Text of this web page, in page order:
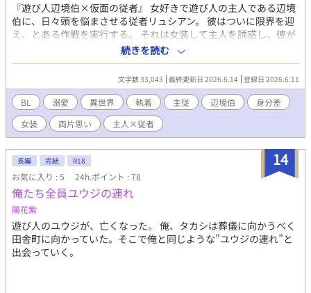
『遊び人辺境伯×仮面の従者』 女好きで遊び人の主人である辺境
伯に、日々頭を悩まさせる従者リュシアン。 彼はついに限界を迎
え、とある作戦を実行する。 それは女装して主人を誘惑し、彼が
盛り上がったところで「実は自分が男だ」とばらして痛い目にあ
わせるというもの。 計画はあれよあれよと順調に進み、リュシア
ンは主人にベッドへ連れ込まれる。 そこで、意気揚々と自分の性
別を暴露してみたのだが――。 「君が男だっていうのは、最初か
ら分かっていた」 「……はっ！？」 リュシアンは混乱したまま初
めてを奪われ、しかも夜が明けるまで何度も抱かれ続けた。 そし
てその翌日から、主人の様子が完全におかしくて――？ 無自覚執
着系の遊び人領主攻めと、毒舌だけど実は主人大好きな従者受
け。
続きを読む
文字数 33,043 最終更新日 2026.6.14 登録日 2026.6.11
BL 溺愛 異世界 執着 主従 辺境伯
身分差
女装
両片思い 主人×従者
14
長編 完結 R18
お気に入り : 5 24h.ポイント : 78
俺たち全員ユウジの連れ
陽花紫
遊び人のユウジが、亡くなった。 俺、タカシは葬儀に向かうべく
田舎町に向かっていた。そこで俺と同じような”ユウジの連れ”と
出会っていく。